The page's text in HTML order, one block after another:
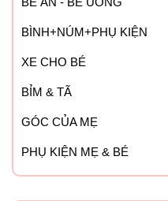
BÌNH+NÚM+PHỤ KIỆN
XE CHO BÉ
BỈM & TÃ
GÓC CỦA MẸ
PHỤ KIỆN MẸ & BÉ